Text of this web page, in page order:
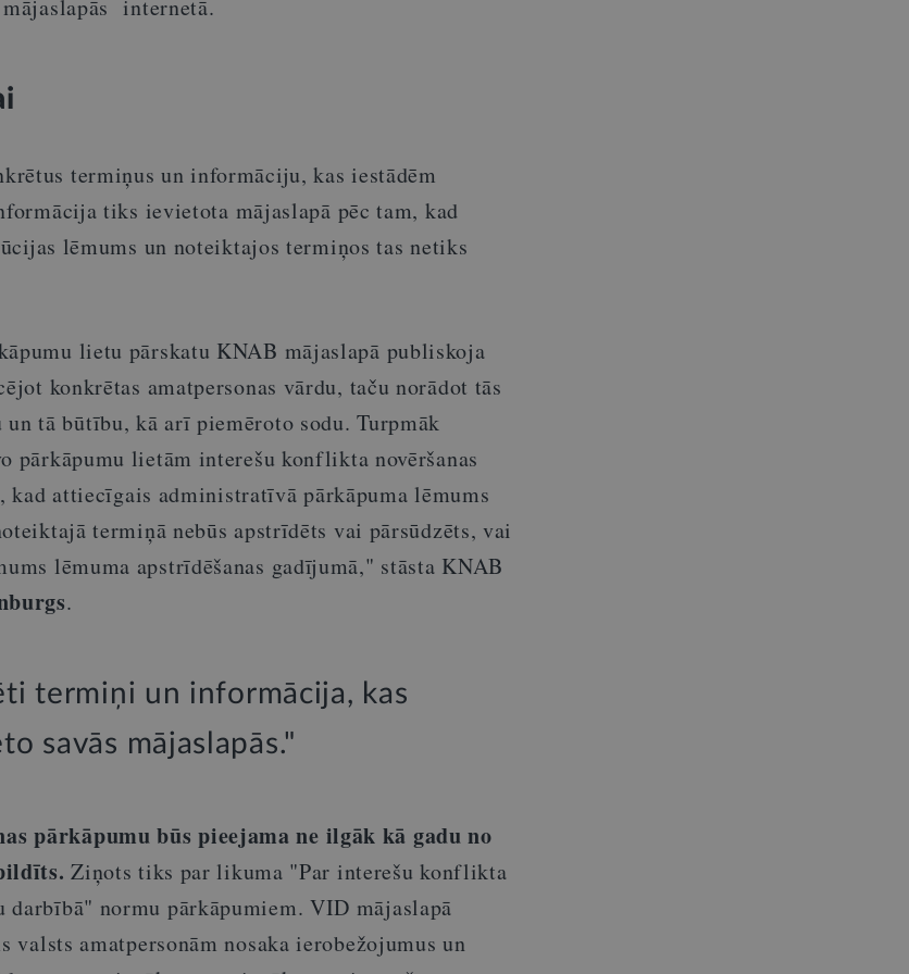
internetā.
termiņus un informāciju, kas iestādēm
tiks ievietota mājaslapā pēc tam, kad
lēmums un noteiktajos termiņos tas netiks
lietu pārskatu KNAB mājaslapā publiskoja
konkrētas amatpersonas vārdu, taču norādot tās
un tā būtību, kā arī piemēroto sodu. Turpmāk
pārkāpumu lietām interešu konflikta novēršanas
attiecīgais administratīvā pārkāpuma lēmums
termiņā nebūs apstrīdēts vai pārsūdzēts, vai
lēmuma apstrīdēšanas gadījumā," stāsta KNAB
.
termiņi un informācija, kas
savās mājaslapās."
pārkāpumu būs pieejama ne ilgāk kā gadu no
Ziņots tiks par likuma "Par interešu konflikta
darbībā" normu pārkāpumiem. VID mājaslapā
amatpersonām nosaka ierobežojumus un